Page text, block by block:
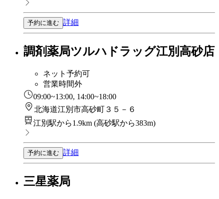
予約に進む 詳細
調剤薬局ツルハドラッグ江別高砂店
ネット予約可
営業時間外
09:00~13:00, 14:00~18:00
北海道江別市高砂町３５－６
江別駅から1.9km (高砂駅から383m)
予約に進む 詳細
三星薬局